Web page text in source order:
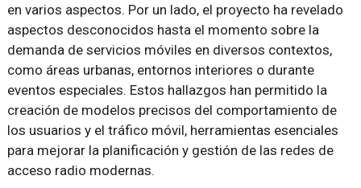
en varios aspectos. Por un lado, el proyecto ha revelado
aspectos desconocidos hasta el momento sobre la
demanda de servicios móviles en diversos contextos,
como áreas urbanas, entornos interiores o durante
eventos especiales. Estos hallazgos han permitido la
creación de modelos precisos del comportamiento de
los usuarios y el tráfico móvil, herramientas esenciales
para mejorar la planificación y gestión de las redes de
acceso radio modernas.